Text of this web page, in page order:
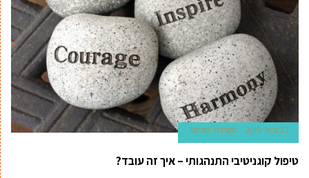
23 ביולי 2019 מערכת 'מדינט'
טיפול קוגניטיבי התנהגותי – איך זה עובד?